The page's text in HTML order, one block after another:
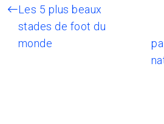
Les 5 plus beaux
stades de foot du
monde